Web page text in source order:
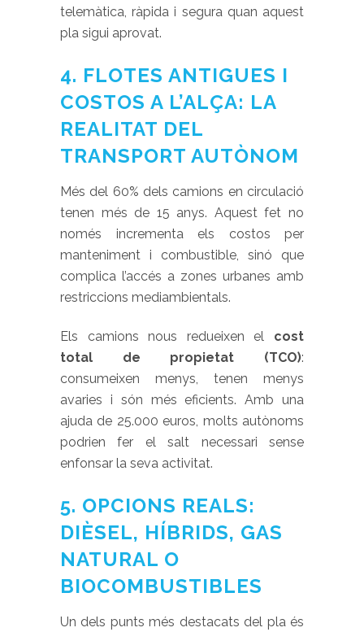
telemàtica, ràpida i segura quan aquest
pla sigui aprovat.
4. FLOTES ANTIGUES I
COSTOS A L’ALÇA: LA
REALITAT DEL
TRANSPORT AUTÒNOM
Més del 60% dels camions en circulació
tenen més de 15 anys. Aquest fet no
només incrementa els costos per
manteniment i combustible, sinó que
complica l’accés a zones urbanes amb
restriccions mediambientals.
Els camions nous redueixen el cost
total de propietat (TCO):
consumeixen menys, tenen menys
avaries i són més eficients. Amb una
ajuda de 25.000 euros, molts autònoms
podrien fer el salt necessari sense
enfonsar la seva activitat.
5. OPCIONS REALS:
DIÈSEL, HÍBRIDS, GAS
NATURAL O
BIOCOMBUSTIBLES
Un dels punts més destacats del pla és